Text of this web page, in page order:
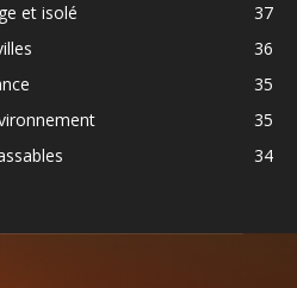
et isolé
37
36
35
35
34